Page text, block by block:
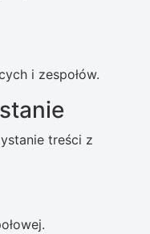
i zespołów.
treści z